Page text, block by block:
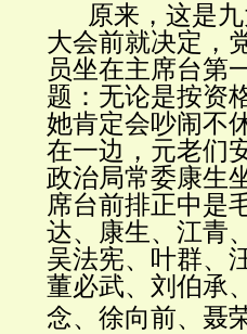
原来，这是
大会前就决定，
员坐在主席台第
题：无论是按资
她肯定会吵闹不
在一边，元老们
政治局常委康生
席台前排正中是
达、康生、江青
吴法宪、叶群、
董必武、刘伯承
念、徐向前、聂